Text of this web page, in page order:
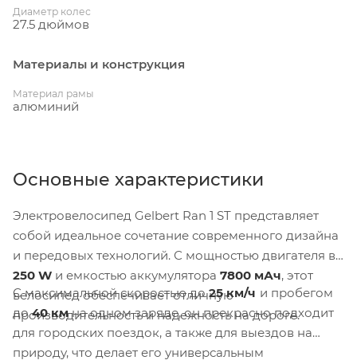
Диаметр колес
27.5 дюймов
Материалы и конструкция
Материал рамы
алюминий
Основные характеристики
Электровелосипед Gelbert Ran 1 ST представляет
собой идеальное сочетание современного дизайна
и передовых технологий. С мощностью двигателя в
250 W и емкостью аккумулятора 7800 мАч, этот
велосипед обеспечивает отличную
производительность и надежность на дороге.
С максимальной скоростью до25 км/ч и пробегом
до40 кмна одном заряде, он прекрасно подходит
для городских поездок, а также для выездов на
природу, что делает его универсальным